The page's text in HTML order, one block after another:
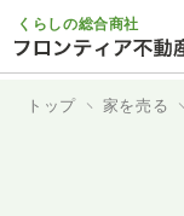
くらしの総合商社
トップ 家を売る